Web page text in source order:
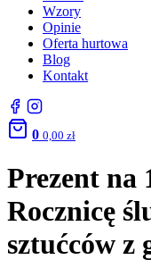
Wzory
Opinie
Oferta hurtowa
Blog
Kontakt
0 0,00 zł
Prezent na
Rocznicę
sztućców z